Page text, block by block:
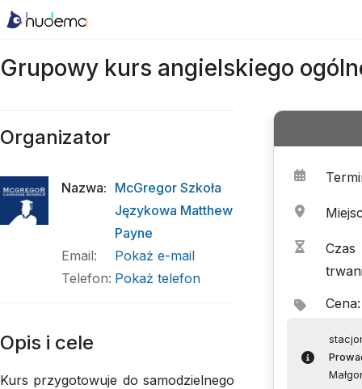
Grupowy kurs angielskiego
Czas
Cena:
Organizator
Nazwa: McGregor Szkoła
Językowa Matthew
Payne
Email:
Pokaż e-mail
Telefon: Pokaż telefon
Opis i cele
Kurs przygotowuje do samodzielnego